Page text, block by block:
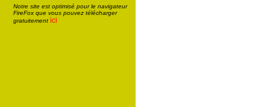
Notre site est optimisé pour le navigateur
FireFox que vous pouvez télécharger
gratuitement ici